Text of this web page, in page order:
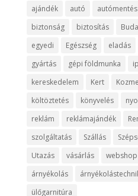
ajándék autó autómentés
biztonság
biztosítás
egyedi
Egészség eladás
gyártás
gépi földmunka
kereskedelem
Kert
költöztetés
könyvelés
reklám
reklámajándék
szolgáltatás
Szállás
Utazás
vásárlás webshop
árnyékolás
ülőgarnitúra